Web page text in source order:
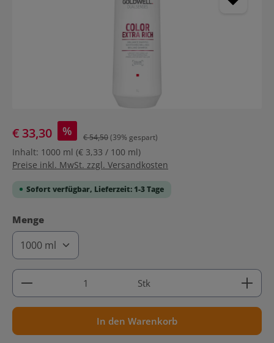
€ 33,30 % € 54,50(39% gespart)
Inhalt: 1000 ml (€ 3,33 / 100 ml)
Preise inkl. MwSt. zzgl. Versandkosten
Sofort verfügbar, Lieferzeit: 1-3 Tage
Mengeauswählen
Produkt Anzahl: Gib den gewünschten Wert ein
Stk
In den Warenkorb